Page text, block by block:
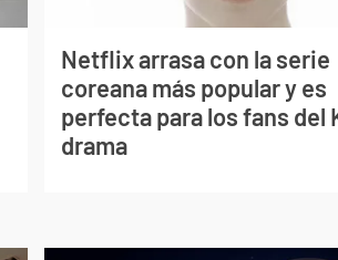
Netflix arrasa con la serie
coreana más popular y es
perfecta para los fans del
drama